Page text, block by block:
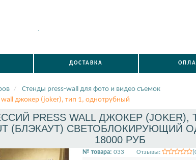
.
ДОСТАВКА
Стенды press-wall для фото и видео съемок
wall джокер (joker), тип 1, однотрубный
PRESS WALL ДЖОКЕР
(БЛЭКАУТ) СВЕТОБЛОКИРУЮЩИЙ
18000 РУБ
№ товара: 033 Отзывы: